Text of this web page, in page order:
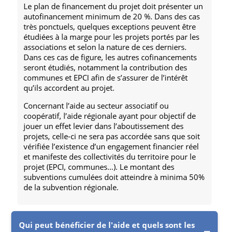
Le plan de financement du projet doit présenter un
autofinancement minimum de 20 %. Dans des cas
très ponctuels, quelques exceptions peuvent être
étudiées à la marge pour les projets portés par les
associations et selon la nature de ces derniers.
Dans ces cas de figure, les autres cofinancements
seront étudiés, notamment la contribution des
communes et EPCI afin de s’assurer de l’intérêt
qu’ils accordent au projet.
Concernant l’aide au secteur associatif ou
coopératif, l’aide régionale ayant pour objectif de
jouer un effet levier dans l’aboutissement des
projets, celle-ci ne sera pas accordée sans que soit
vérifiée l’existence d’un engagement financier réel
et manifeste des collectivités du territoire pour le
projet (EPCI, communes…). Le montant des
subventions cumulées doit atteindre à minima 50%
de la subvention régionale.
Qui peut bénéficier de l'aide et quels sont les